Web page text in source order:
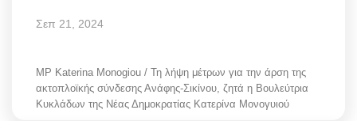
Σεπ 21, 2024
MP Katerina Monogiou / Τη λήψη μέτρων για την άρση της
ακτοπλοϊκής σύνδεσης Ανάφης-Σικίνου, ζητά η Βουλεύτρια
Κυκλάδων της Νέας Δημοκρατίας Κατερίνα Μονογυιού